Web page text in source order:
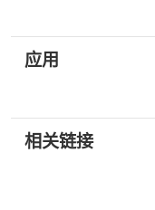
应用
相关链接